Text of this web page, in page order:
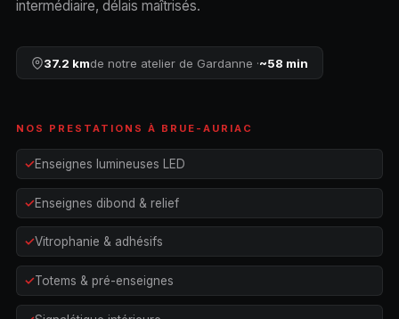
intermédiaire, délais maîtrisés.
37.2 kmde notre atelier de Gardanne ·~58 min
NOS PRESTATIONS À BRUE-AURIAC
Enseignes lumineuses LED
Enseignes dibond & relief
Vitrophanie & adhésifs
Totems & pré-enseignes